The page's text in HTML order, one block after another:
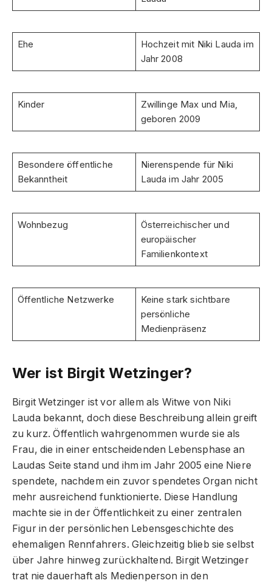
Ehe
Hochzeit mit Niki Lauda im
Jahr 2008
Kinder
Zwillinge Max und Mia,
geboren 2009
Besondere öffentliche
Bekanntheit
Nierenspende für Niki
Lauda im Jahr 2005
Wohnbezug
Österreichischer und
europäischer
Familienkontext
Öffentliche Netzwerke
Keine stark sichtbare
persönliche
Medienpräsenz
Wer ist Birgit Wetzinger?
Birgit Wetzinger ist vor allem als Witwe von Niki
Lauda bekannt, doch diese Beschreibung allein greift
zu kurz. Öffentlich wahrgenommen wurde sie als
Frau, die in einer entscheidenden Lebensphase an
Laudas Seite stand und ihm im Jahr 2005 eine Niere
spendete, nachdem ein zuvor spendetes Organ nicht
mehr ausreichend funktionierte. Diese Handlung
machte sie in der Öffentlichkeit zu einer zentralen
Figur in der persönlichen Lebensgeschichte des
ehemaligen Rennfahrers. Gleichzeitig blieb sie selbst
über Jahre hinweg zurückhaltend. Birgit Wetzinger
trat nie dauerhaft als Medienperson in den